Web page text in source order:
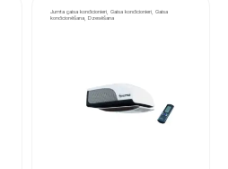
Jumta gaisa kondicionieri, Gaisa kondicionieri, Gaisa
kondicionēšana, Dzesēšana